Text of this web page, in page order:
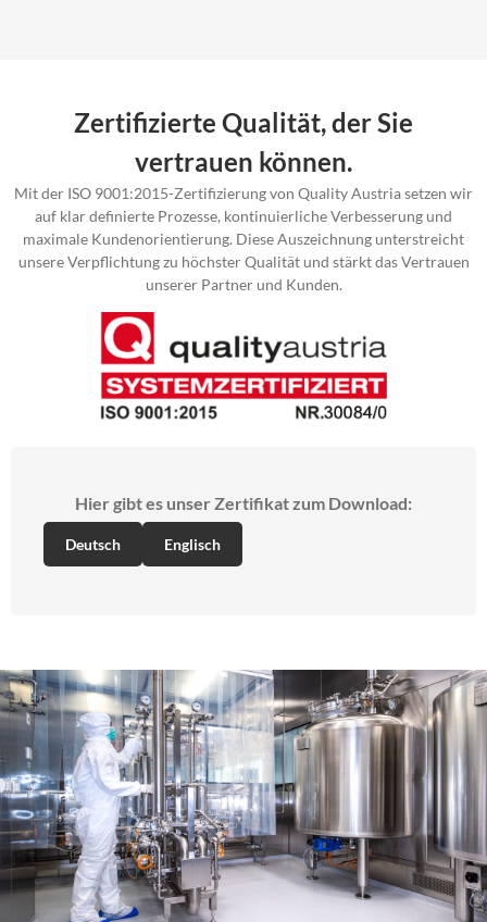
Zertifizierte Qualität, der Sie
vertrauen können.
Mit der ISO 9001:2015-Zertifizierung von Quality Austria setzen wir
auf klar definierte Prozesse, kontinuierliche Verbesserung und
maximale Kundenorientierung. Diese Auszeichnung unterstreicht
unsere Verpflichtung zu höchster Qualität und stärkt das Vertrauen
unserer Partner und Kunden.
Hier gibt es unser Zertifikat zum Download:
Deutsch Englisch